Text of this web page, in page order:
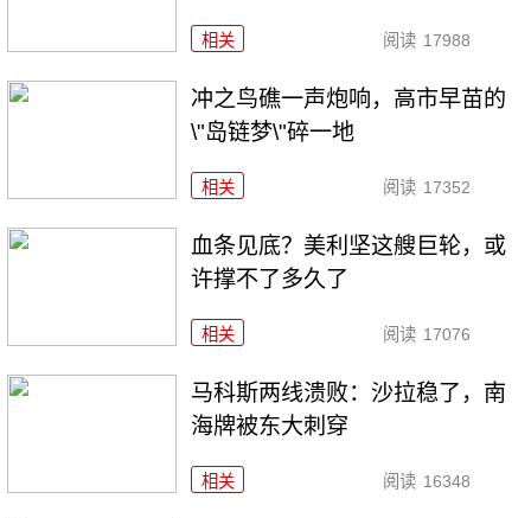
相关 阅读 17988
冲之鸟礁一声炮响，高市早苗的
\"岛链梦\"碎一地
相关 阅读 17352
血条见底？美利坚这艘巨轮，或
许撑不了多久了
相关 阅读 17076
马科斯两线溃败：沙拉稳了，南
海牌被东大刺穿
相关 阅读 16348